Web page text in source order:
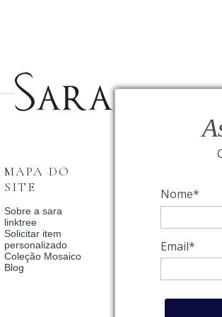
Nome*
Email*
Fale Conosco
Relógios BVLGARI
Condições de
Catalogo Dia Dos
Meus pedidos
MAPA DO
SITE
Sobre a sara
linktree
Solicitar item
personalizado
Blog
Coleção Mosaico